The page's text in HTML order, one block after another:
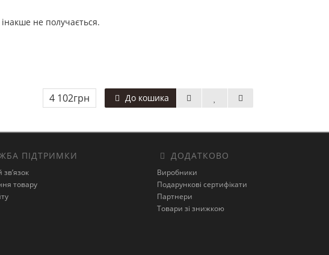
не получається.
4 102грн До кошика
ПІДТРИМКИ
зв’язок
товару
ДОДАТКОВО
Виробники
Подарункові сертифікати
Партнери
Товари зі знижкою